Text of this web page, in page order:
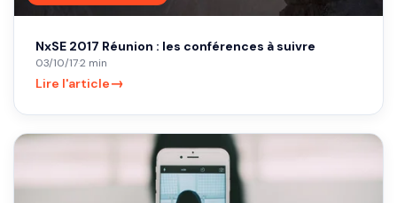
NxSE 2017 Réunion : les conférences à suivre
03/10/17·2 min
Lire l'article→